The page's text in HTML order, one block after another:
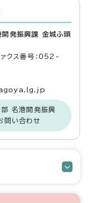
発振興課 金城ふ頭
ス番号：052-
部 名港開発振興
問い合わせ